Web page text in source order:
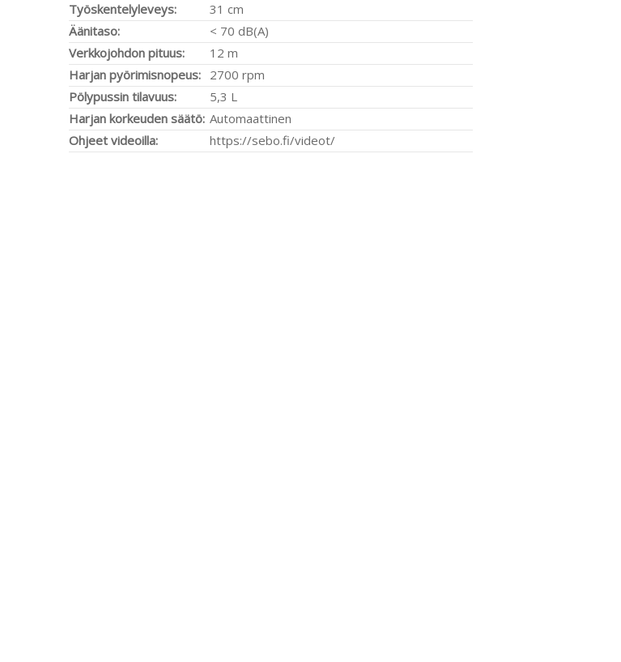
Työskentelyleveys:
31 cm
Äänitaso:
< 70 dB(A)
Verkkojohdon pituus:
12 m
Harjan pyörimisnopeus: 2700 rpm
Pölypussin tilavuus:
5,3 L
Harjan korkeuden säätö: Automaattinen
Ohjeet videoilla:
https://sebo.fi/videot/